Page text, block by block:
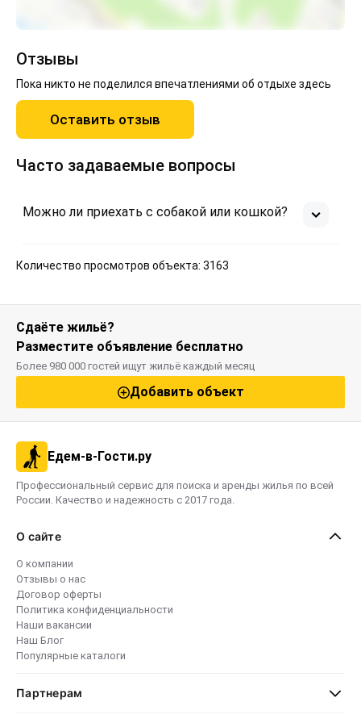
необходимости вызовут такси и зарезервируют
экскурсий по городу.
Отзывы
Пока никто не поделился впечатлениями об отдыхе здесь
Оставить отзыв
Часто задаваемые вопросы
Можно ли приехать с собакой или кошкой?
Количество просмотров объекта: 3163
Сдаёте жильё?
Разместите объявление бесплатно
Более 980 000 гостей ищут жильё каждый месяц
Добавить объект
Едем-в-Гости.ру
Профессиональный сервис для поиска и аренды жилья по всей
России. Качество и надежность с 2017 года.
О сайте
О компании
Отзывы о нас
Договор оферты
Политика конфиденциальности
Наши вакансии
Наш Блог
Популярные каталоги
Партнерам